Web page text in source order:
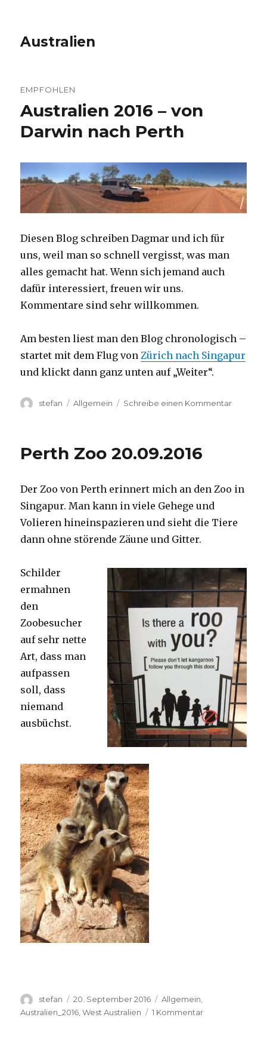
Australien
EMPFOHLEN
Australien 2016 – von
Darwin nach Perth
Diesen Blog schreiben Dagmar und ich für
uns, weil man so schnell vergisst, was man
alles gemacht hat. Wenn sich jemand auch
dafür interessiert, freuen wir uns.
Kommentare sind sehr willkommen.
Am besten liest man den Blog chronologisch –
startet mit dem Flug vonZürich nach Singapur
und klickt dann ganz unten auf „Weiter“.
Autor
stefan Kategorien
Allgemein Schreibe einen Kommentarzu
Perth
Perth Zoo 20.09.2016
Der Zoo von Perth erinnert mich an den Zoo in
Singapur. Man kann in viele Gehege und
Volieren hineinspazieren und sieht die Tiere
dann ohne störende Zäune und Gitter.
Schilder
ermahnen
den
Zoobesucher
auf sehr nette
Art, dass man
aufpassen
soll, dass
niemand
ausbüchst.
Autor
stefan
Veröffentlicht
am
20. September 2016 Kategorien
Allgemein,
Australien_2016 ,West Australien 1 Kommentarzu